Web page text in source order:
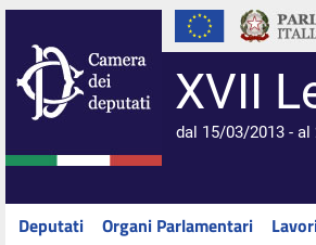
XVII
dal 15/03/2013 -
Deputati Organi Parlamentari